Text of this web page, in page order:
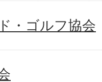
・ゴルフ協会